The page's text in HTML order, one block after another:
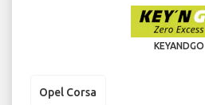
KEYANDGO
Opel Corsa